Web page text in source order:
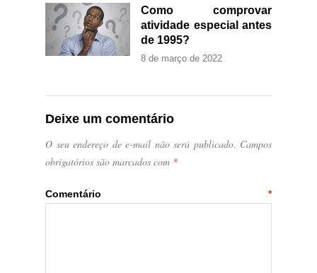
Como comprovar
atividade especial antes
de 1995?
8 de março de 2022
Deixe um comentário
O seu endereço de e-mail não será publicado. Campos
obrigatórios são marcados com *
Comentário *